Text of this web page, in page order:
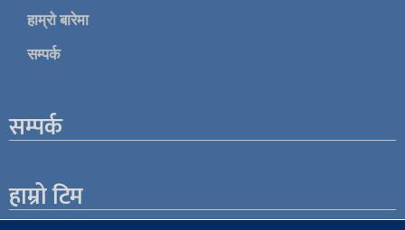
हाम्रो बारेमा
सम्पर्क
सम्पर्क
हाम्रो टिम